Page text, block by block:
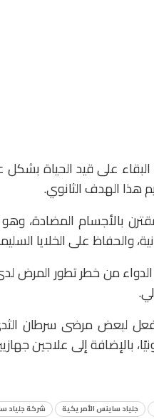
على قيد الحياة
هذا الهدف الثانوي.
بالأجسام المضادة،
والحفاظ على الخلايا
بالإضافة إلى علاجين
جلياد ساينس الأمريكية شركة جلياد